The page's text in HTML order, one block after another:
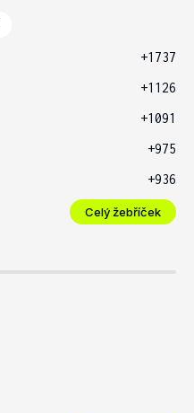
+1737
+1126
+1091
+975
+936
Celý žebříček